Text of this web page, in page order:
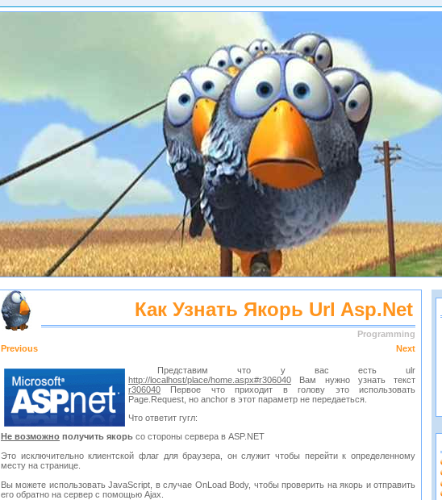
Как Узнать Якорь Url Asp.net
Programming
Previous
Next
Представим что у вас есть ulr
http://localhost/place/home.aspx#r306040 Вам нужно узнать текст
r306040 Первое что приходит в голову это использовать
Page.Request, но anchor в этот параметр не передаеться.
Что ответит гугл:
Не возможно получить якорь со стороны сервера в ASP.NET
Это исключительно клиентской флаг для браузера, он служит чтобы перейти к определенному
месту на странице.
Вы можете использовать JavaScript, в случае OnLoad Body, чтобы проверить на якорь и отправить
его обратно на сервер с помощью Ajax.